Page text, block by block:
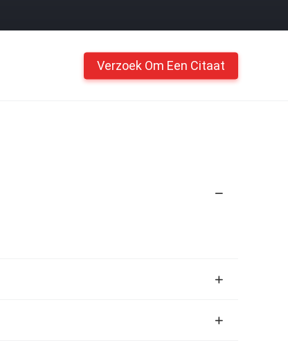
Verzoek Om Een Citaat